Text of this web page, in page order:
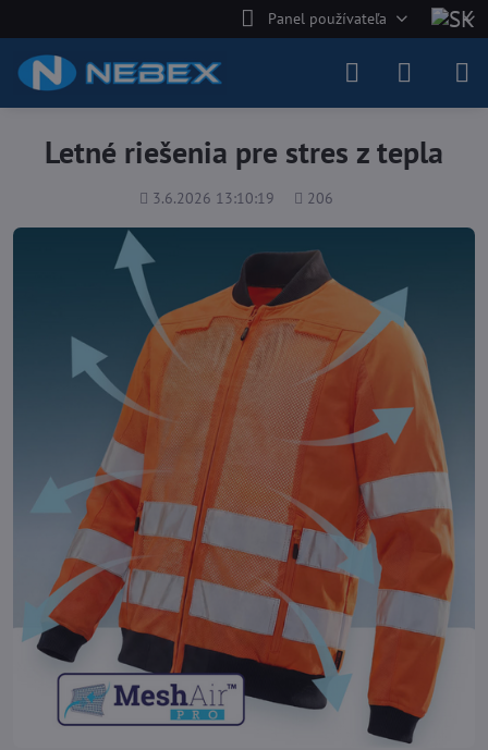
Panel používateľa
Letné riešenia pre stres z tepla
Pridané
3.6.2026 13:10:19
Počet
206